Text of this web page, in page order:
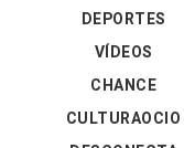
DEPORTES
VÍDEOS
CHANCE
CULTURAOCIO